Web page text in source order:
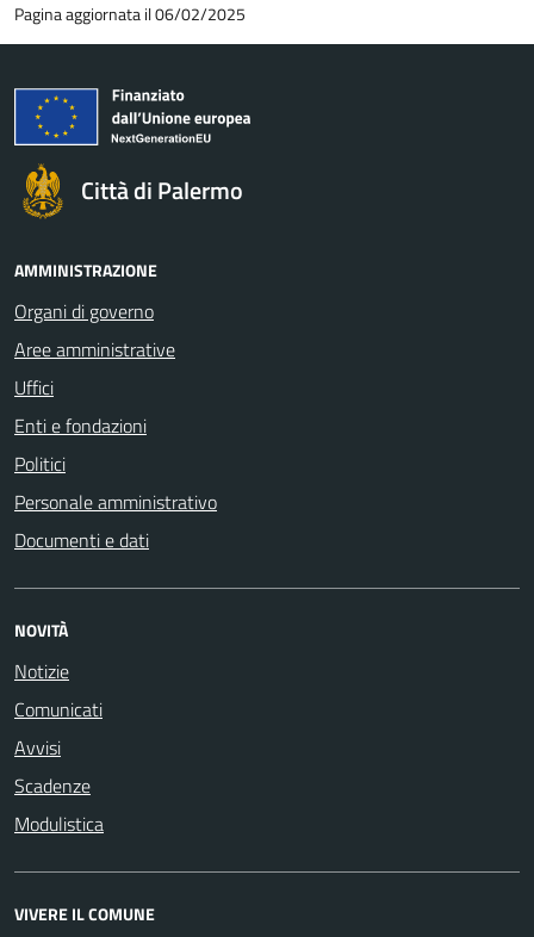
Pagina aggiornata il 06/02/2025
Città di Palermo
AMMINISTRAZIONE
Organi di governo
Aree amministrative
Uffici
Enti e fondazioni
Politici
Personale amministrativo
Documenti e dati
NOVITÀ
Notizie
Comunicati
Avvisi
Scadenze
Modulistica
VIVERE IL COMUNE